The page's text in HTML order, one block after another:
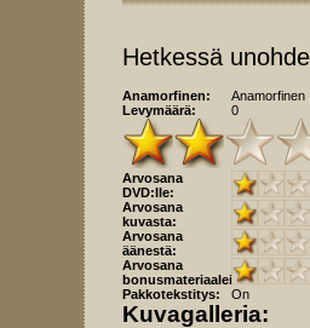
Hetkessä
Anamorfinen:
Anamorfinen
Levymäärä:
0
Arvosana
DVD:lle:
Arvosana
kuvasta:
Arvosana
äänestä:
Arvosana
bonusmateriaaleista:
Pakkotekstitys:
On
Kuvagalleria: